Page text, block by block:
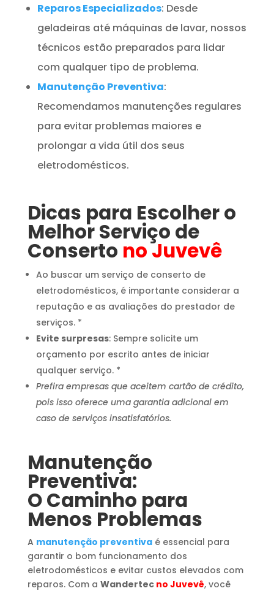
Reparos Especializados: Desde
geladeiras até máquinas de lavar, nossos
técnicos estão preparados para lidar
com qualquer tipo de problema.
Manutenção Preventiva:
Recomendamos manutenções regulares
para evitar problemas maiores e
prolongar a vida útil dos seus
eletrodomésticos.
Dicas para Escolher o
Melhor Serviço de
Conserto no Juvevê
Ao buscar um serviço de conserto de
eletrodomésticos, é importante considerar a
reputação e as avaliações do prestador de
serviços. *
Evite surpresas: Sempre solicite um
orçamento por escrito antes de iniciar
qualquer serviço. *
Prefira empresas que aceitem cartão de crédito,
pois isso oferece uma garantia adicional em
caso de serviços insatisfatórios.
Manutenção
Preventiva:
O Caminho para
Menos Problemas
A manutenção preventivaé essencial para
garantir o bom funcionamento dos
eletrodomésticos e evitar custos elevados com
reparos. Com a Wandertec no Juvevê, você